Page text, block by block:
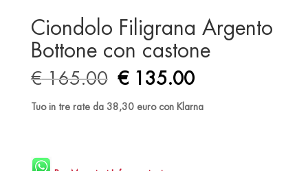
Ciondolo Filigrana Argento
Bottone con castone
€165.00 Original
was:
€135.00Current
is:
Tuo in tre rate da 38,30 euro con Klarna